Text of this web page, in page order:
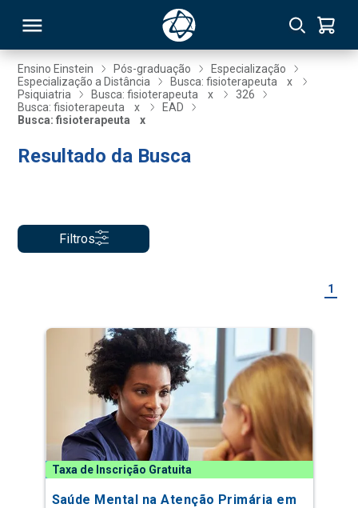
Ensino Einstein Pós-graduação
Especialização
Especialização a Distância
Busca: fisioterapeuta
x
Psiquiatria
Busca: fisioterapeuta x
326
Busca: fisioterapeuta
x
EAD
Busca: fisioterapeuta
x
Resultado da Busca
Filtros
1
Taxa de Inscrição Gratuita
Saúde Mental na Atenção Primária em